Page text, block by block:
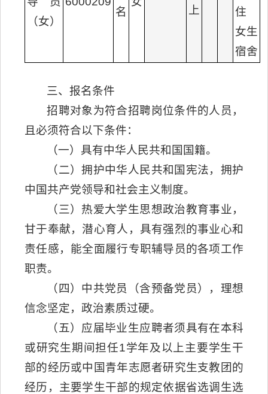
上
（女）
名
住
女生
宿舍
三、报名条件
招聘对象为符合招聘岗位条件的人员，
且必须符合以下条件：
（一）具有中华人民共和国国籍。
（二）拥护中华人民共和国宪法，拥护
中国共产党领导和社会主义制度。
（三）热爱大学生思想政治教育事业，
甘于奉献，潜心育人，具有强烈的事业心和
责任感，能全面履行专职辅导员的各项工作
职责。
（四）中共党员（含预备党员），理想
信念坚定，政治素质过硬。
（五）应届毕业生应聘者须具有在本科
或研究生期间担任1学年及以上主要学生干
部的经历或中国青年志愿者研究生支教团的
经历，主要学生干部的规定依据省选调生选